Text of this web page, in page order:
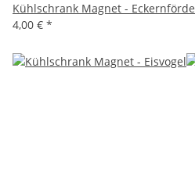
Kühlschrank Magnet - Eckernförde
4,00 € *